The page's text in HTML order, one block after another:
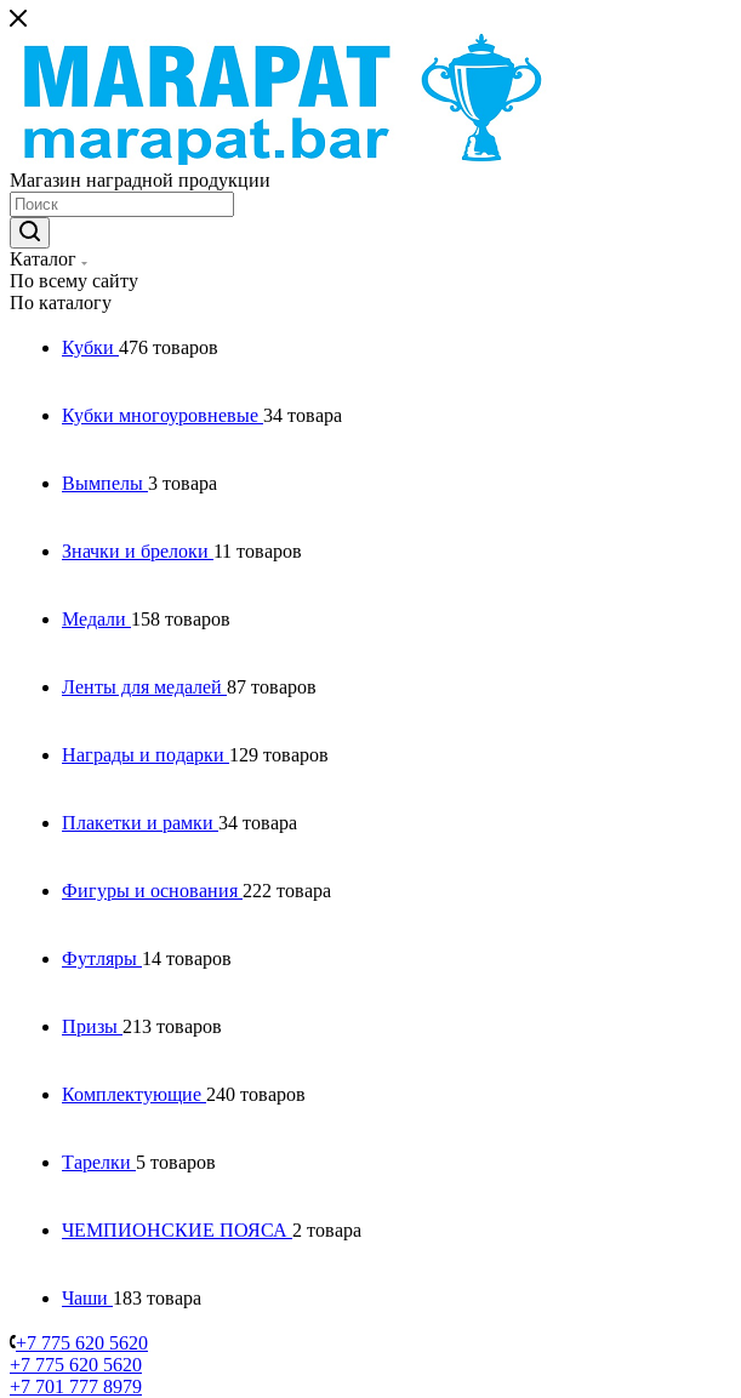
Магазин наградной продукции
Каталог
По всему сайту
По каталогу
Кубки 476 товаров
Кубки многоуровневые 34 товара
Вымпелы 3 товара
Значки и брелоки 11 товаров
Медали 158 товаров
Ленты для медалей 87 товаров
Награды и подарки 129 товаров
Плакетки и рамки 34 товара
Фигуры и основания 222 товара
Футляры 14 товаров
Призы 213 товаров
Комплектующие 240 товаров
Тарелки 5 товаров
ЧЕМПИОНСКИЕ ПОЯСА 2 товара
Чаши 183 товара
+7 775 620 5620
+7 775 620 5620
+7 701 777 8979